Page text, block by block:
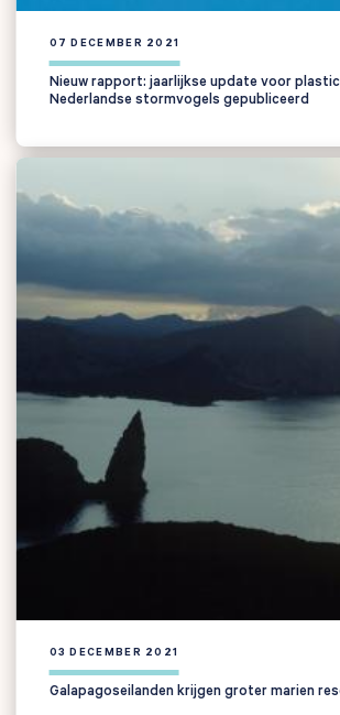
07 DECEMBER 2021
Nieuw rapport: jaarlijkse update voor
Nederlandse stormvogels gepubliceerd
03 DECEMBER 2021
Galapagoseilanden krijgen groter marien